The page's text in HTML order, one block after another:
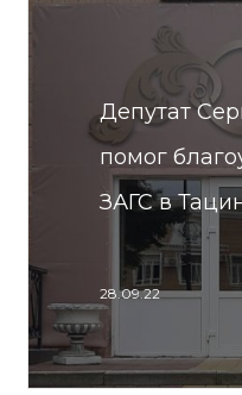
Депутат
помог
ЗАГС в
28.09.22